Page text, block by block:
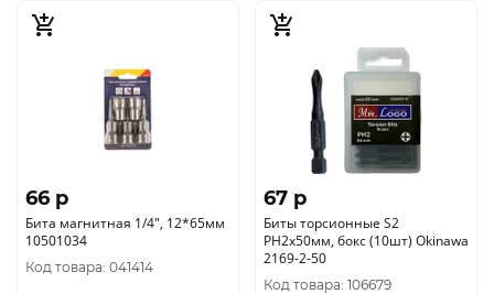
66 p
Бита магнитная 1/4", 12*65мм
10501034
Код товара: 041414
67 p
Биты торсионные S2
PH2x50мм, бокс (10шт) Okinawa
2169-2-50
Код товара: 106679